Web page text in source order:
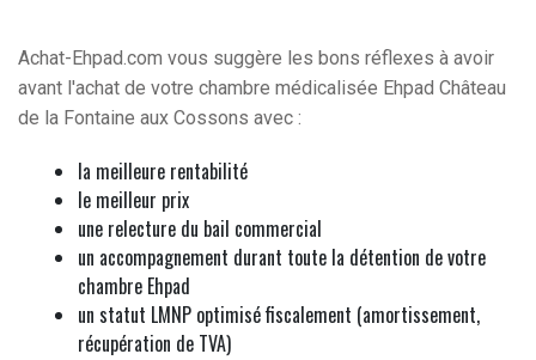
Achat-Ehpad.com vous suggère les bons réflexes à avoir
avant l'achat de votre chambre médicalisée Ehpad Château
de la Fontaine aux Cossons avec :
la meilleure rentabilité
le meilleur prix
une relecture du bail commercial
un accompagnement durant toute la détention de votre
chambre Ehpad
un statut LMNP optimisé fiscalement (amortissement,
récupération de TVA)